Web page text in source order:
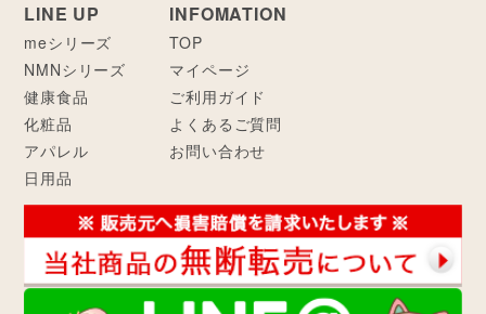
LINE UP
meシリーズ
NMNシリーズ
健康食品
化粧品
アパレル
日用品
INFOMATION
TOP
マイページ
ご利用ガイド
よくあるご質問
お問い合わせ